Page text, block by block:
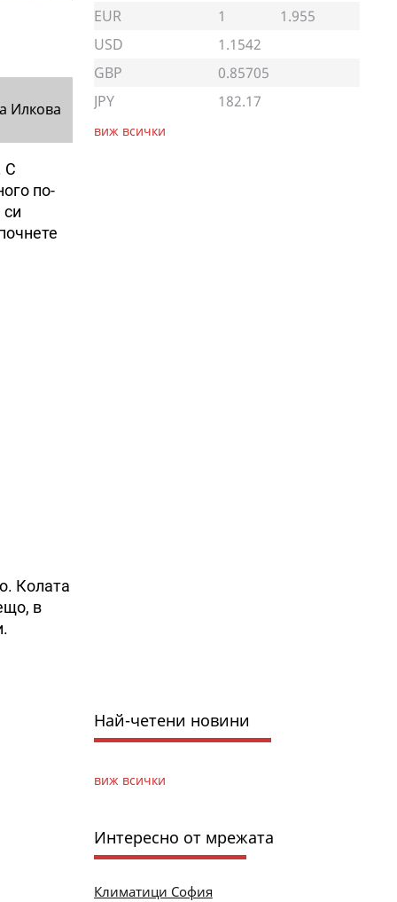
Илкова
С
по-
Колата
в
EUR 1
1.955
USD
1.1542
GBP
0.85705
JPY
182.17
виж всички
Най-четени новини
виж всички
Интересно от мрежата
Климатици София